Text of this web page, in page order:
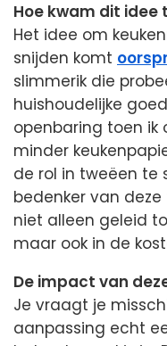
Hoe kwam dit idee
Het idee om
snijden komt
slimmerik die
huishoudelijke
openbaring toen
minder
de rol in tweëen te
bedenker van
niet alleen geleid
maar ook in de
De impact van
Je vraagt je
aanpassing echt